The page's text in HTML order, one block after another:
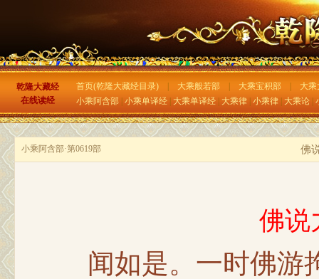
乾隆大藏经
在线读经
首页(乾隆大藏经目录) 大乘般若部 大乘宝积部
大乘
小乘阿含部 小乘单译经 大乘单译经 大乘律 小乘律 大乘论
小乘阿含部·第0619部 佛
佛说
闻如是。一时佛游